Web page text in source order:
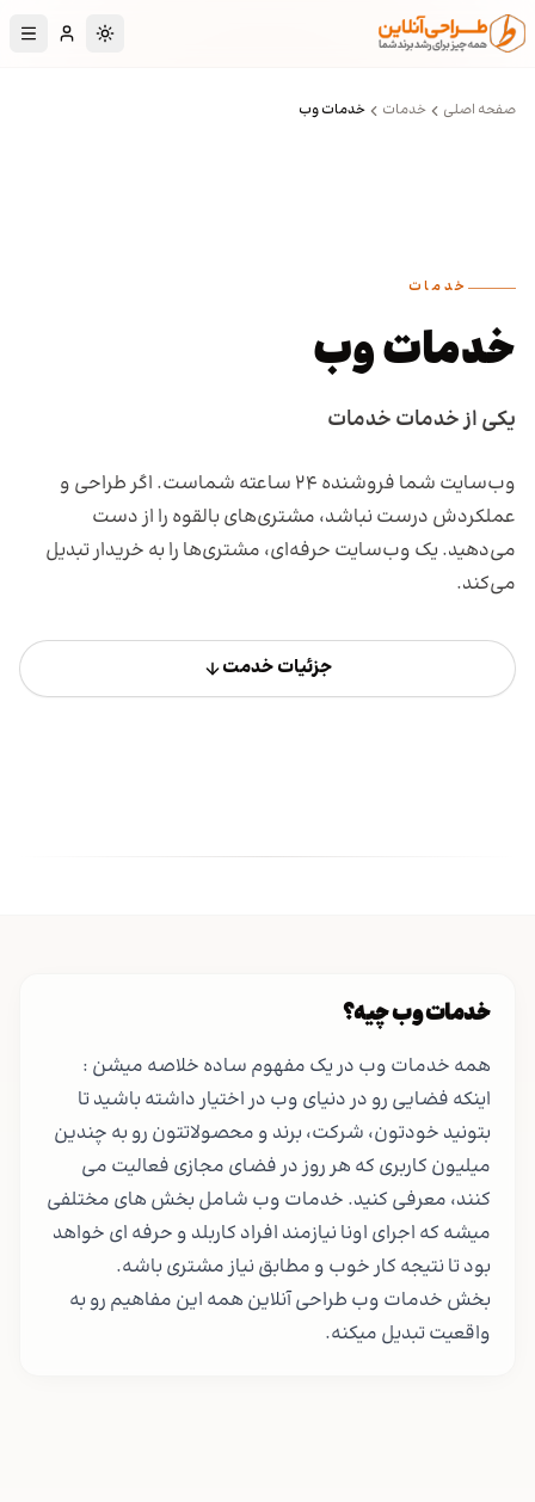
پرش به محتوای اصلی
تغییر به حالت
صفحه اصلی خدمات خدمات وب
خدمات
خدمات وب
یکی از خدمات خدمات
وب‌سایت شما فروشنده ۲۴ ساعته شماست. اگر طراحی و
عملکردش درست نباشد، مشتری‌های بالقوه را از دست
می‌دهید. یک وب‌سایت حرفه‌ای، مشتری‌ها را به خریدار تبدیل
می‌کند.
جزئیات خدمت
خدمات وب چیه؟
همه خدمات وب در یک مفهوم ساده خلاصه میشن :
اینکه فضایی رو در دنیای وب در اختیار داشته باشید تا
بتونید خودتون، شرکت، برند و محصولاتتون رو به چندین
میلیون کاربری که هر روز در فضای مجازی فعالیت می
کنند، معرفی کنید. خدمات وب شامل بخش های مختلفی
میشه که اجرای اونا نیازمند افراد کاربلد و حرفه ای خواهد
بود تا نتیجه کار خوب و مطابق نیاز مشتری باشه.
بخش خدمات وب طراحی آنلاین همه این مفاهیم رو به
واقعیت تبدیل میکنه.